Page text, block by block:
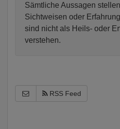
Sämtliche Aussagen
Sichtweisen oder
sind nicht als Heils- oder
verstehen.
RSS Feed